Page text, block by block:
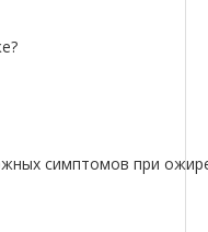
симптомов при